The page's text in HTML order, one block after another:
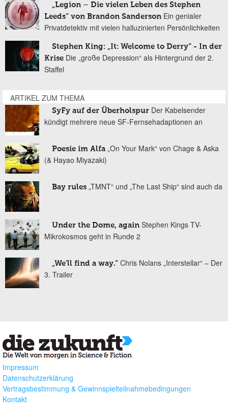
„Legion – Die vielen Leben des Stephen
Leeds“ von Brandon Sanderson Ein genialer
Privatdetektiv mit vielen halluzinierten Persönlichkeiten
Stephen King: „It: Welcome to Derry“ - In der
Krise Die „große Depression“ als Hintergrund der 2.
Staffel
ARTIKEL ZUM THEMA
SyFy auf der Überholspur Der Kabelsender
kündigt mehrere neue SF-Fernsehadaptionen an
Poesie im Alfa „On Your Mark“ von Chage & Aska
(& Hayao Miyazaki)
Bay rules „TMNT“ und „The Last Ship“ sind auch da
Under the Dome, again Stephen Kings TV-
Mikrokosmos geht in Runde 2
„We'll find a way.“ Chris Nolans „Interstellar“ – Der
3. Trailer
Impressum
Datenschutzerklärung
Vertragsbestimmung & Gewinnspielteilnahmebedingungen
Kontakt